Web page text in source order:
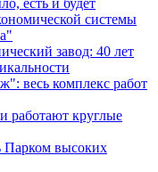
есть и будет
системы
завод: 40 лет
весь комплекс работ
работают круглые
Парком высоких